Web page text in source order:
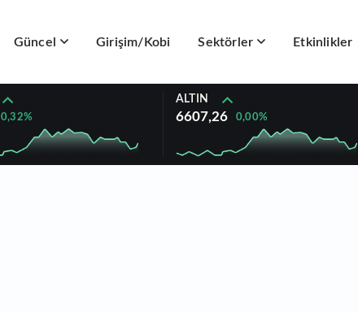
Güncel Girişim/Kobi Sektörler Etkinlikler
0,32%
ALTIN
6607,26 0,00%